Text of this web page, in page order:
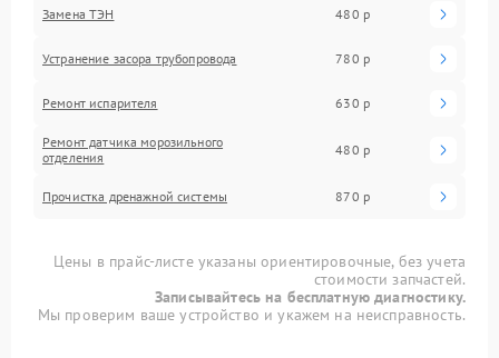
Замена ТЭН 480 р
Устранение засора трубопровода 780 р
Ремонт испарителя 630 р
Ремонт датчика морозильного
отделения
480 р
Прочистка дренажной системы 870 р
Цены в прайс-листе указаны ориентировочные, без учета
стоимости запчастей.
Записывайтесь на бесплатную диагностику.
Мы проверим ваше устройство и укажем на неисправность.